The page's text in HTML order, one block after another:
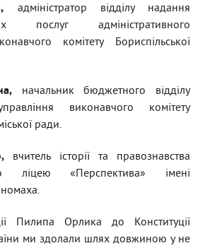
, адміністратор відділу надання
послуг адміністративного
комітету Бориспільської
,начальник бюджетного відділу
виконавчого комітету
ради.
, вчитель історії та правознавства
ліцею «Перспектива» імені
Пилипа Орлика до Конституції
ми здолали шлях довжиною у не